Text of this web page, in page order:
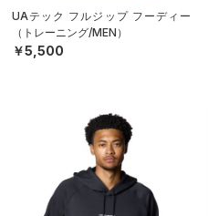
UAテック フルジップ フーディー
（トレーニング/MEN）
￥5,500